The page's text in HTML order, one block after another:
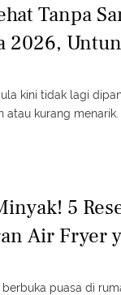
Tanpa
2026,
kini tidak lagi
kurang menarik.
5
Air Fryer
puasa di